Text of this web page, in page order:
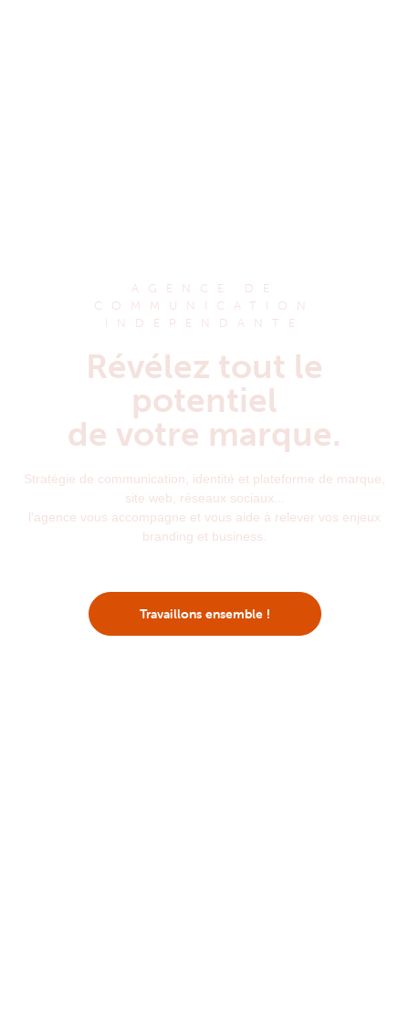
AGENCE DE
COMMUNICATION
INDÉPENDANTE
Révélez tout le
potentiel
de votre marque.
Stratégie de communication, identité et plateforme de marque,
site web, réseaux sociaux...
l'agence vous accompagne et vous aide à relever vos enjeux
branding et business.
Travaillons ensemble !